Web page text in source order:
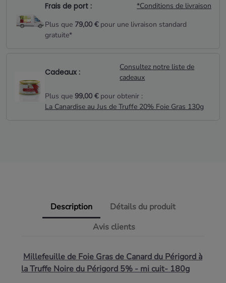
Frais de port :
*Conditions de livraison
Plus que 79,00 €pour une livraison standard
gratuite*
Cadeaux :
Consultez notre liste de
cadeaux
Plus que 99,00 €pour obtenir :
La Canardise au Jus de Truffe 20% Foie Gras 130g
Description
Détails du produit
Avis clients
Millefeuille de Foie Gras de Canard du Périgord à
la Truffe Noire du Périgord 5% - mi cuit- 180g